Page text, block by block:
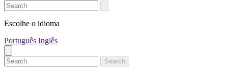
Escolhe o idioma
Português Inglês
Search